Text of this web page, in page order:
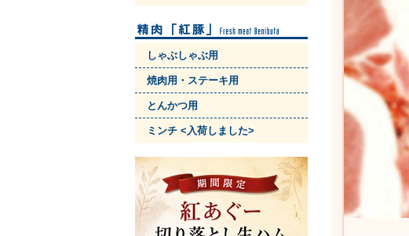
しゃぶしゃぶ用
焼肉用・ステーキ用
とんかつ用
ミンチ <入荷しました>